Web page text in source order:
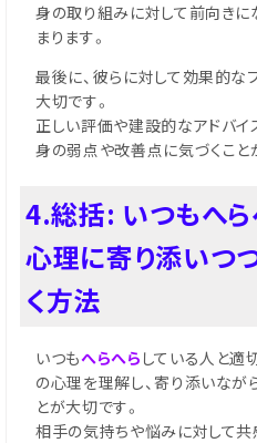
身の取り組みに対して前向き
まります。
最後に、彼らに対して効果的な
大切です。
正しい評価や建設的なアドバイ
身の弱点や改善点に気づくこと
4.総括: いつもへら
心理に寄り添いつ
く方法
いつもへらへら している人と適
の心理を理解し、寄り添いなが
とが大切です。
相手の気持ちや悩みに対して共